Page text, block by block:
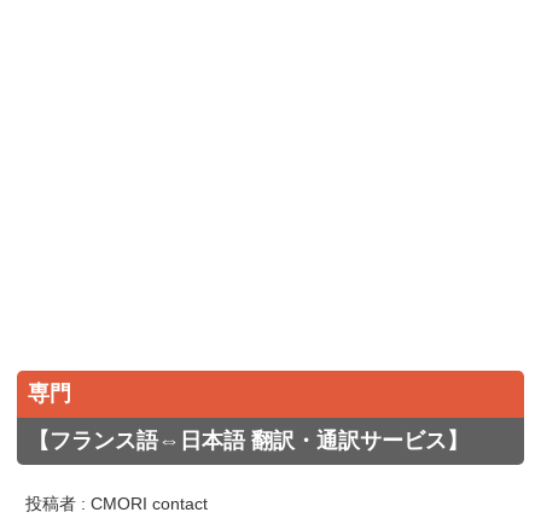
専門
【フランス語⇔日本語 翻訳・通訳サービス】
投稿者 : CMORI contact